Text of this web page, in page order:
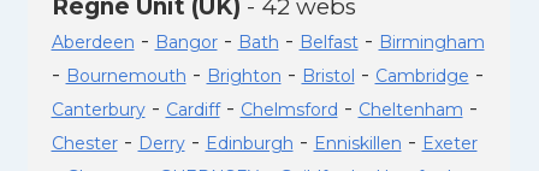
Regne Unit (UK) - 42 webs
Aberdeen - Bangor- Bath - Belfast- Birmingham
- Bournemouth - Brighton - Bristol - Cambridge -
Canterbury- Cardiff- Chelmsford - Cheltenham -
Chester- Derry- Edinburgh - Enniskillen - Exeter